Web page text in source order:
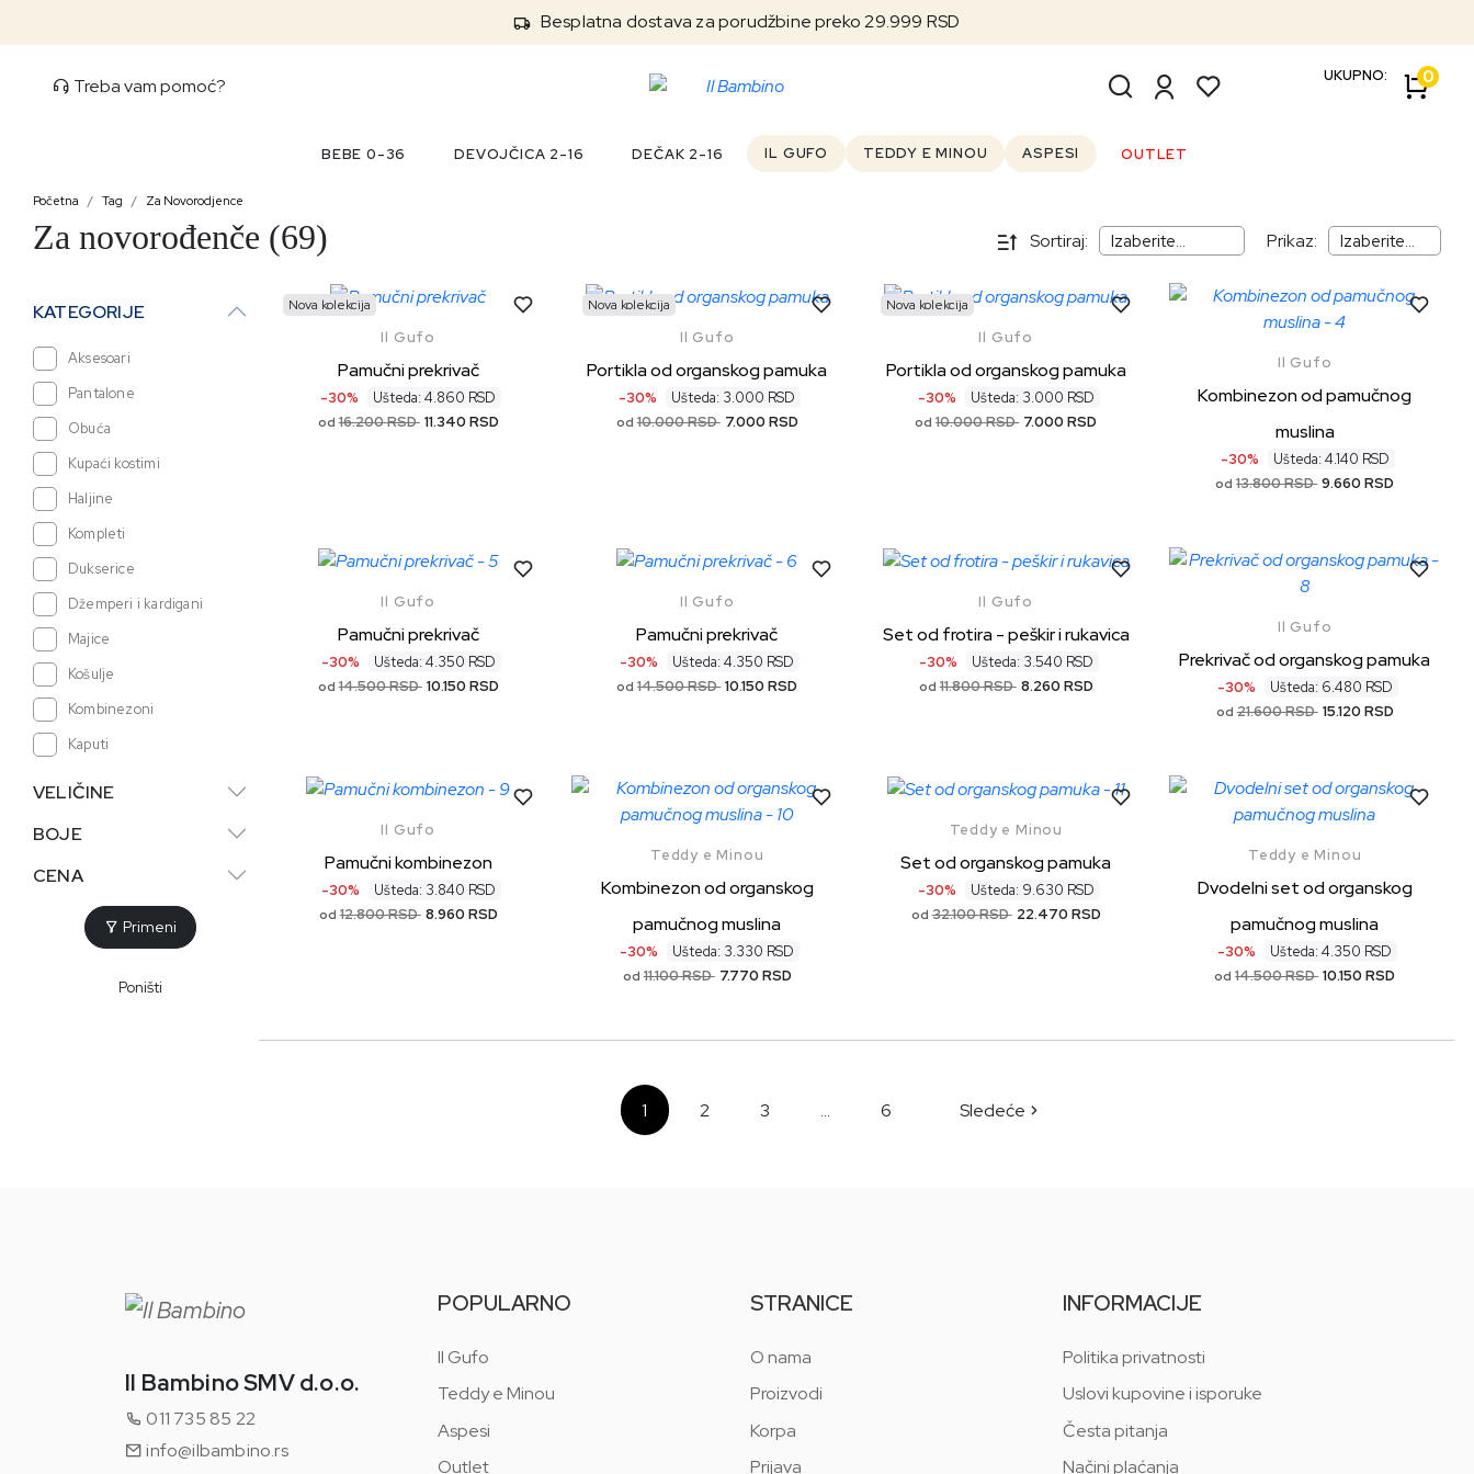
Besplatna dostava za porudžbine preko 29.999 RSD
Treba vam pomoć? 0
UKUPNO:
BEBE 0-36 DEVOJČICA 2-16 DEČAK 2-16 IL GUFO TEDDY E MINOU ASPESI OUTLET
Početna Tag Za Novorodjence
Za novorođenče (69) Sortiraj: Prikaz:
KATEGORIJE
Aksesoari
Pantalone
Obuća
Kupaći kostimi
Haljine
Kompleti
Dukserice
Džemperi i kardigani
Majice
Košulje
Kombinezoni
Kaputi
Jakne
Sakoi
Bodići
Donji deo trenerke
Helanke
Hulahopke i čarape
Posteljine i prekrivači
VELIČINE
BOJE
CENA
Primeni
Poništi
Nova kolekcija
Il Gufo
Pamučni prekrivač
-30% Ušteda: 4.860 RSD
od 16.200 RSD 11.340 RSD
Nova kolekcija
Il Gufo
Portikla od organskog pamuka
-30% Ušteda: 3.000 RSD
od 10.000 RSD 7.000 RSD
Nova kolekcija
Il Gufo
Portikla od organskog pamuka
-30% Ušteda: 3.000 RSD
od 10.000 RSD 7.000 RSD
Il Gufo
Kombinezon od pamučnog
muslina
-30% Ušteda: 4.140 RSD
od 13.800 RSD 9.660 RSD
Il Gufo
Pamučni prekrivač
-30% Ušteda: 4.350 RSD
od 14.500 RSD 10.150 RSD
Il Gufo
Pamučni prekrivač
-30% Ušteda: 4.350 RSD
od 14.500 RSD 10.150 RSD
Il Gufo
Set od frotira - peškir i rukavica
-30% Ušteda: 3.540 RSD
od 11.800 RSD 8.260 RSD
Il Gufo
Prekrivač od organskog pamuka
-30% Ušteda: 6.480 RSD
od 21.600 RSD 15.120 RSD
Il Gufo
Pamučni kombinezon
-30% Ušteda: 3.840 RSD
od 12.800 RSD 8.960 RSD
Teddy e Minou
Kombinezon od organskog
pamučnog muslina
-30% Ušteda: 3.330 RSD
od 11.100 RSD 7.770 RSD
Teddy e Minou
Set od organskog pamuka
-30% Ušteda: 9.630 RSD
od 32.100 RSD 22.470 RSD
Teddy e Minou
Dvodelni set od organskog
pamučnog muslina
-30% Ušteda: 4.350 RSD
od 14.500 RSD 10.150 RSD
1 2 3 ... 6 Sledeće
Il Bambino SMV d.o.o.
011 735 85 22
info@ilbambino.rs
POPULARNO
Il Gufo
Teddy e Minou
Aspesi
Outlet
STRANICE
O nama
Proizvodi
Korpa
Prijava
INFORMACIJE
Politika privatnosti
Uslovi kupovine i isporuke
Česta pitanja
Načini plaćanja